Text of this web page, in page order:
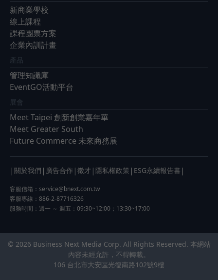
新商業學校
線上課程
課程團票方案
企業內訓計畫
產品
管理知識庫
EventGO活動平台
展會
Meet Taipei 創新創業嘉年華
Meet Greater South
Future Commerce 未來商務展
| 關於我們 | 廣告合作 | 徵才 | 隱私權政策 | ESG永續報告書 |
客服信箱： service@bnext.com.tw
客服專線：886-2-87716326
服務時間：週一 ～ 週五：09:30~12:00；13:30~17:00
© 2026 Business Next Media Corp. All Rights Reserved. 本網站
內容未經允許，不得轉載。
106 台北市大安區光復南路102號9樓